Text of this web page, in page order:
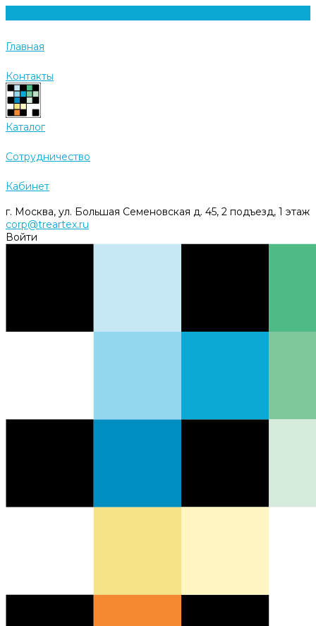
Главная
Контакты
Каталог
Cотрудничество
Кабинет
г. Москва, ул. Большая Семеновская д. 45, 2 подъезд, 1 этаж
corp@treartex.ru
Войти